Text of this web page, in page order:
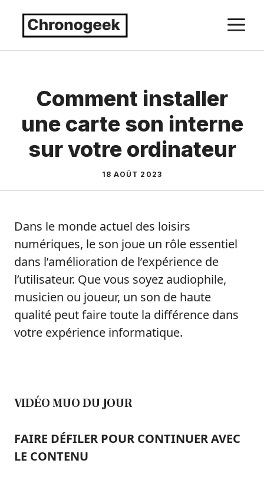
Comment installer
une carte son interne
sur votre ordinateur
18 AOÛT 2023
Dans le monde actuel des loisirs
numériques, le son joue un rôle essentiel
dans l’amélioration de l’expérience de
l’utilisateur. Que vous soyez audiophile,
musicien ou joueur, un son de haute
qualité peut faire toute la différence dans
votre expérience informatique.
VIDÉO MUO DU JOUR
FAIRE DÉFILER POUR CONTINUER AVEC
LE CONTENU